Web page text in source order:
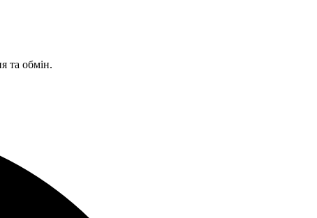
та обмін.